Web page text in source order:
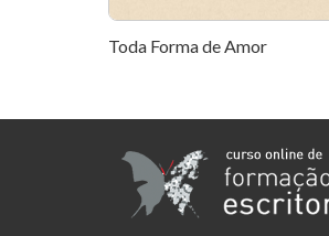
Toda Forma de Amor